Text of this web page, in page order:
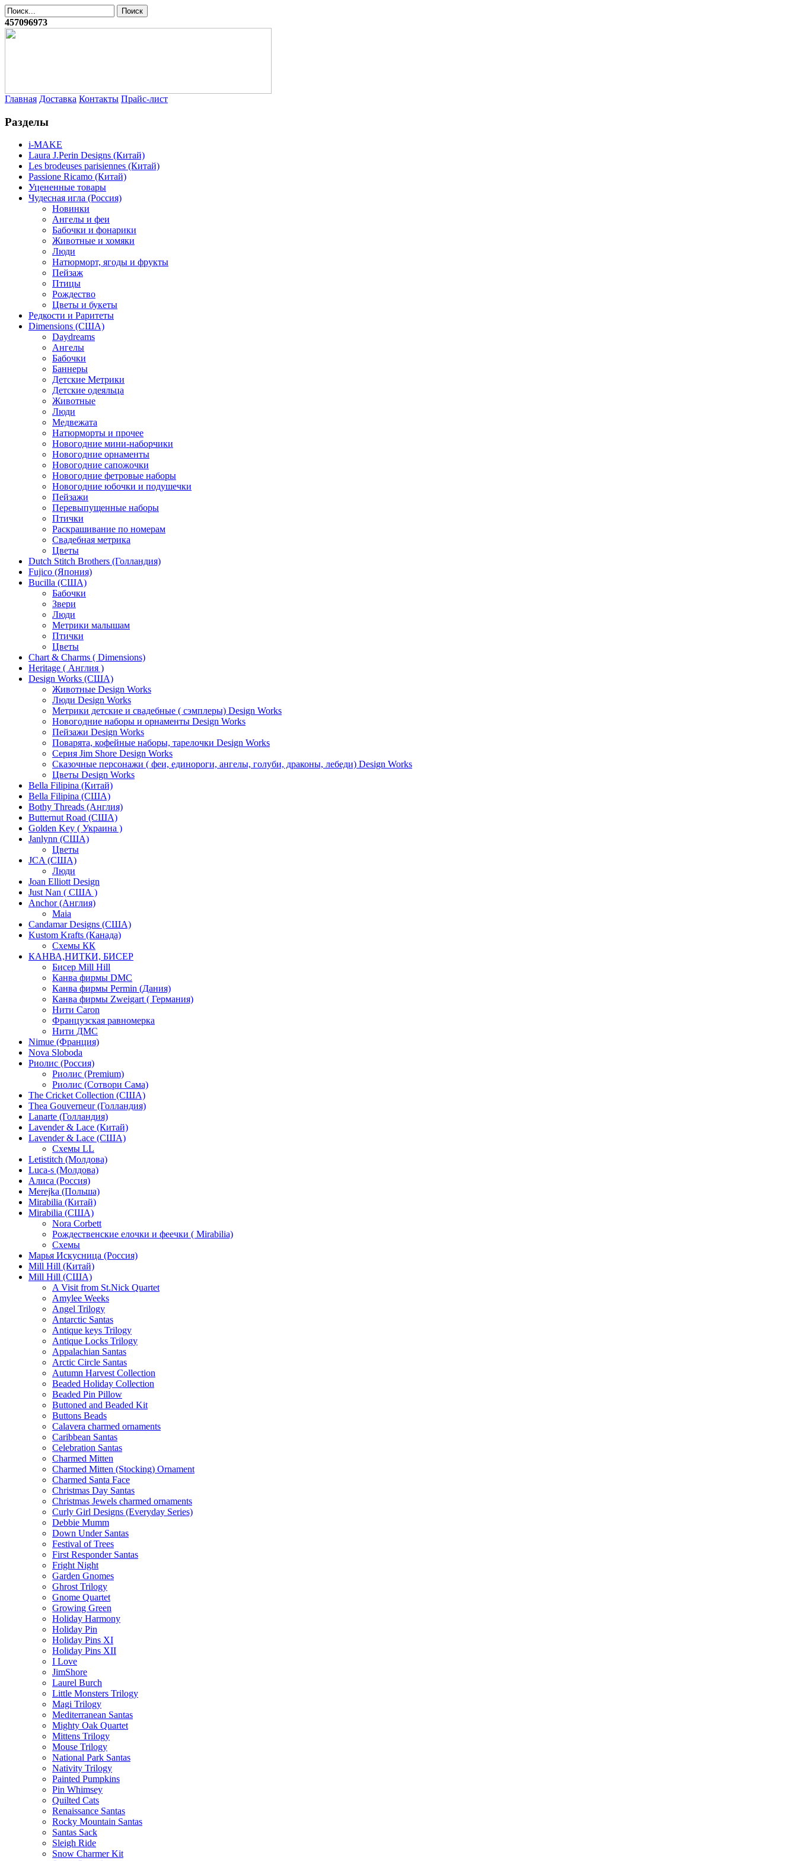
457096973
Главная Доставка Контакты Прайс-лист
Разделы
i-MAKE
Laura J.Perin Designs (Китай)
Les brodeuses parisiennes (Китай)
Passione Ricamo (Китай)
Уцененные товары
Чудесная игла (Россия)
Новинки
Ангелы и феи
Бабочки и фонарики
Животные и хомяки
Люди
Натюрморт, ягоды и фрукты
Пейзаж
Птицы
Рождество
Цветы и букеты
Редкости и Раритеты
Dimensions (США)
Daydreams
Ангелы
Бабочки
Баннеры
Детские Метрики
Детские одеяльца
Животные
Люди
Медвежата
Натюрморты и прочее
Новогодние мини-наборчики
Новогодние орнаменты
Новогодние сапожочки
Новогодние фетровые наборы
Новогодние юбочки и подушечки
Пейзажи
Перевыпущенные наборы
Птички
Раскрашивание по номерам
Свадебная метрика
Цветы
Dutch Stitch Brothers (Голландия)
Fujico (Япония)
Bucilla (США)
Бабочки
Звери
Люди
Метрики малышам
Птички
Цветы
Chart & Charms ( Dimensions)
Heritage ( Англия )
Design Works (США)
Животные Design Works
Люди Design Works
Метрики детские и свадебные ( сэмплеры) Design Works
Новогодние наборы и орнаменты Design Works
Пейзажи Design Works
Поварята, кофейные наборы, тарелочки Design Works
Серия Jim Shore Design Works
Сказочные персонажи ( феи, единороги, ангелы, голуби, драконы, лебеди) Design Works
Цветы Design Works
Bella Filipina (Китай)
Bella Filipina (США)
Bothy Threads (Англия)
Butternut Road (США)
Golden Key ( Украина )
Janlynn (США)
Цветы
JCA (США)
Люди
Joan Elliott Design
Just Nan ( США )
Anchor (Англия)
Maia
Candamar Designs (США)
Kustom Krafts (Канада)
Схемы КК
КАНВА,НИТКИ, БИСЕР
Бисер Mill Hill
Канва фирмы DMC
Канва фирмы Permin (Дания)
Канва фирмы Zweigart ( Германия)
Нити Caron
Французская равномерка
Нити ДМС
Nimue (Франция)
Nova Sloboda
Риолис (Россия)
Риолис (Premium)
Риолис (Сотвори Сама)
The Cricket Collection (США)
Thea Gouverneur (Голландия)
Lanarte (Голландия)
Lavender & Lace (Китай)
Lavender & Lace (США)
Схемы LL
Letistitch (Молдова)
Luca-s (Молдова)
Алиса (Россия)
Merejka (Польша)
Mirabilia (Китай)
Mirabilia (США)
Nora Corbett
Рождественские елочки и феечки ( Mirabilia)
Схемы
Марья Искусница (Россия)
Mill Hill (Китай)
Mill Hill (США)
A Visit from St.Nick Quartet
Amylee Weeks
Angel Trilogy
Antarctic Santas
Antique keys Trilogy
Antique Locks Trilogy
Appalachian Santas
Arctic Circle Santas
Autumn Harvest Collection
Beaded Holiday Collection
Beaded Pin Pillow
Buttoned and Beaded Kit
Buttons Beads
Calavera charmed ornaments
Caribbean Santas
Celebration Santas
Charmed Mitten
Charmed Mitten (Stocking) Ornament
Charmed Santa Face
Christmas Day Santas
Christmas Jewels charmed ornaments
Curly Girl Designs (Everyday Series)
Debbie Mumm
Down Under Santas
Festival of Trees
First Responder Santas
Fright Night
Garden Gnomes
Ghrost Trilogy
Gnome Quartet
Growing Green
Holiday Harmony
Holiday Pin
Holiday Pins XI
Holiday Pins XII
I Love
JimShore
Laurel Burch
Little Monsters Trilogy
Magi Trilogy
Mediterranean Santas
Mighty Oak Quartet
Mittens Trilogy
Mouse Trilogy
National Park Santas
Nativity Trilogy
Painted Pumpkins
Pin Whimsey
Quilted Cats
Renaissance Santas
Rocky Mountain Santas
Santas Sack
Sleigh Ride
Snow Charmer Kit